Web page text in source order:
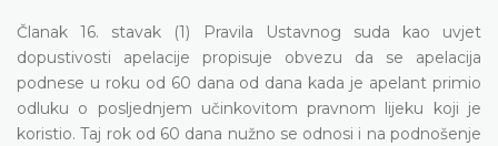
Članak 16. stavak (1) Pravila Ustavnog suda kao uvjet
dopustivosti apelacije propisuje obvezu da se apelacija
podnese u roku od 60 dana od dana kada je apelant primio
odluku o posljednjem učinkovitom pravnom lijeku koji je
koristio. Taj rok od 60 dana nužno se odnosi i na podnošenje